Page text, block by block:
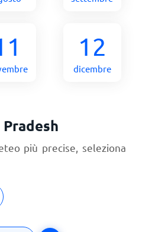
12
dicembre
più precise, seleziona